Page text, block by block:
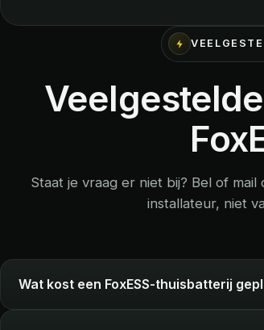
Staat je vraag er niet bij? Bel of
installateur, niet
Wat kost een FoxESS-thuisbatterij